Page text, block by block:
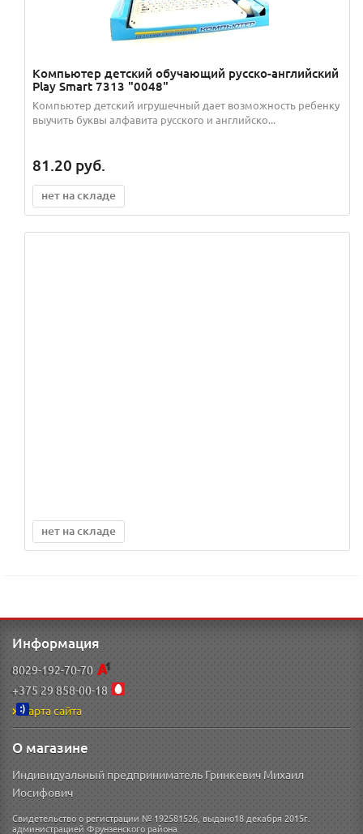
Компьютер детский обучающий русско-английский
Play Smart 7313 "0048"
Компьютер детский игрушечный дает возможность ребенку
выучить буквы алфавита русского и английско...
81.20 руб.
нет на складе
нет на складе
Информация
8029-192-70-70
+375 29 858-00-18
Карта сайта
О магазине
Индивидуальный предприниматель Гринкевич Михаил
Иосифович
Свидетельство о регистрации № 192581526, выдано18 декабря 2015г.
администрацией Фрунзенского района.